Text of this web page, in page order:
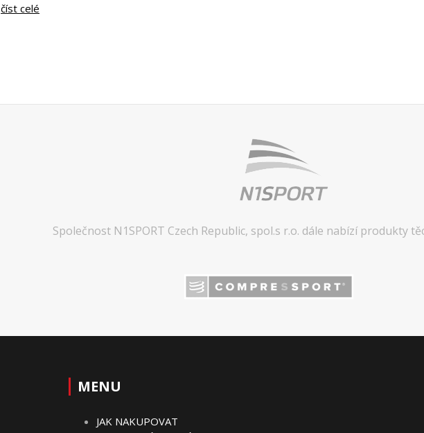
číst celé
Společnost N1SPORT Czech Republic, spol.s r.o. dále nabízí produkty
MENU
JAK NAKUPOVAT